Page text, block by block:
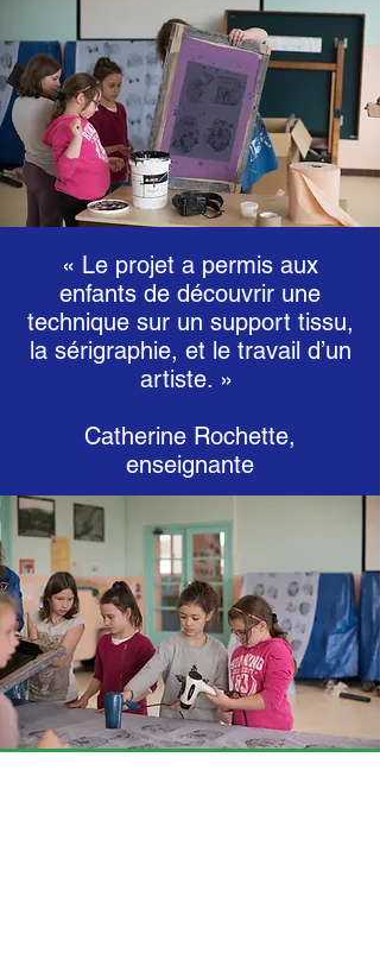
« Le projet a permis aux
enfants de découvrir une
technique sur un support tissu,
la sérigraphie, et le travail d’un
artiste. »
Catherine Rochette,
enseignante